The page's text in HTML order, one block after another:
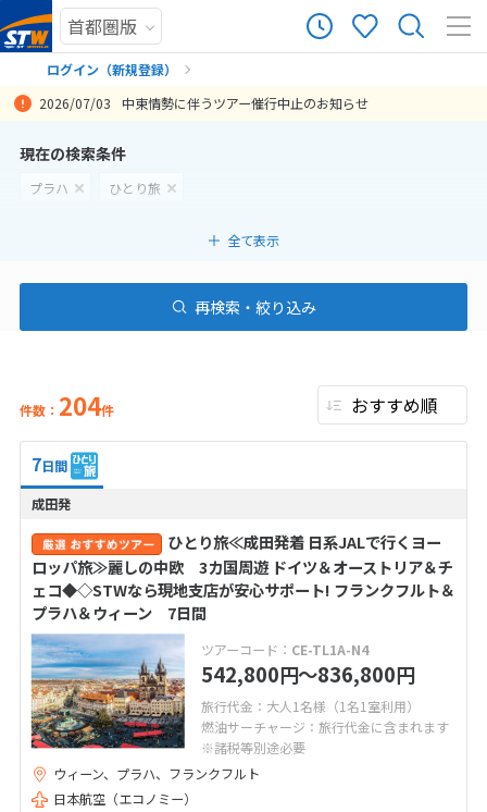
ログイン（新規登録）
まだ登録がありません
2026/07/03 中東情勢に伴うツアー催行中止のお知らせ
現在の検索条件
プラハ ひとり旅
全て表示
再検索・絞り込み
件数： 204件
7日間
成田発
ひとり旅≪成田発着 日系JALで行くヨー
ロッパ旅≫麗しの中欧 3カ国周遊 ドイツ＆オーストリア＆チ
ェコ◆◇STWなら現地支店が安心サポート! フランクフルト＆
プラハ＆ウィーン 7日間
ツアーコード： CE-TL1A-N4
542,800円〜836,800円
旅行代金：大人1名様（1名1室利用）
燃油サーチャージ：旅行代金に含まれます
※諸税等別途必要
ウィーン、プラハ、フランクフルト
日本航空（エコノミー）